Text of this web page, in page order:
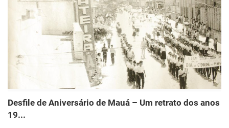
Desfile de Aniversário de Mauá – Um retrato dos anos
19...